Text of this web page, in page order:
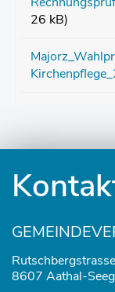
26 kB)
8607 Aathal-